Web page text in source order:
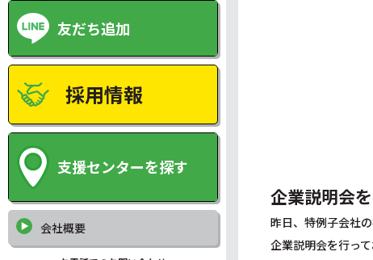
友だち追加
採用情報
支援センターを探す
会社概要
企業説明会
昨日、特例子会社
企業説明会を行っ